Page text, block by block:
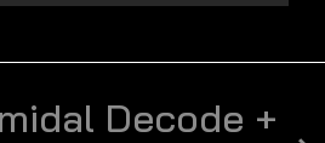
Decode +